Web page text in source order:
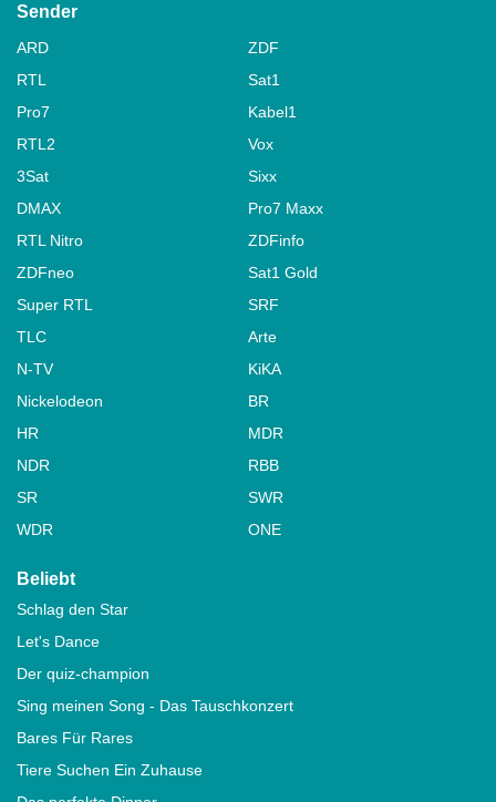
Sender
ARD
ZDF
RTL
Sat1
Pro7
Kabel1
RTL2
Vox
3Sat
Sixx
DMAX
Pro7 Maxx
RTL Nitro
ZDFinfo
ZDFneo
Sat1 Gold
Super RTL
SRF
TLC
Arte
N-TV
KiKA
Nickelodeon
BR
HR
MDR
NDR
RBB
SR
SWR
WDR
ONE
Beliebt
Schlag den Star
Let's Dance
Der quiz-champion
Sing meinen Song - Das Tauschkonzert
Bares Für Rares
Tiere Suchen Ein Zuhause